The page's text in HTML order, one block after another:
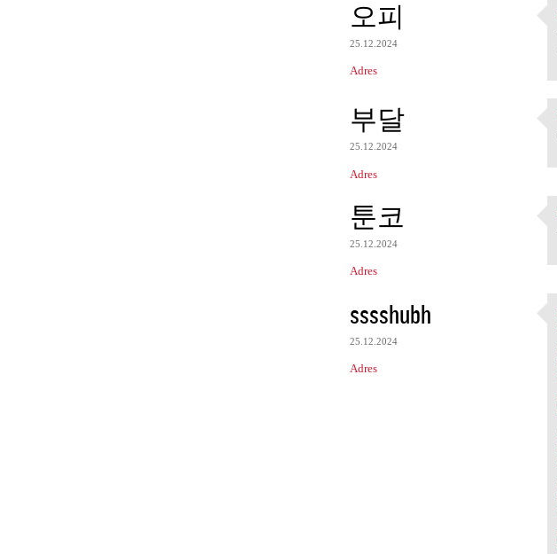
오피
25.12.2024
Adres
부달
25.12.2024
Adres
툰코
25.12.2024
Adres
sssshubh
25.12.2024
Adres